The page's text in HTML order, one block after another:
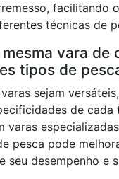
facilitando
técnicas de
vara de
tipos de
sejam
de cada
varas
pesca pode
seu desempenho e